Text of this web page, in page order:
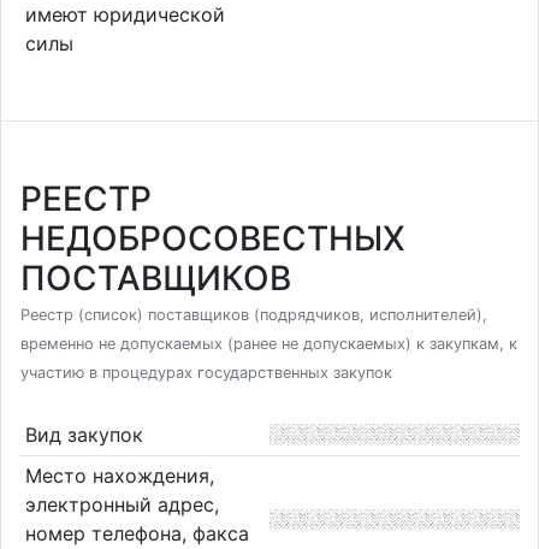
имеют юридической
силы
РЕЕСТР
НЕДОБРОСОВЕСТНЫХ
ПОСТАВЩИКОВ
Реестр (список) поставщиков (подрядчиков, исполнителей),
временно не допускаемых (ранее не допускаемых) к закупкам, к
участию в процедурах государственных закупок
Вид закупок
Место нахождения,
электронный адрес,
номер телефона, факса